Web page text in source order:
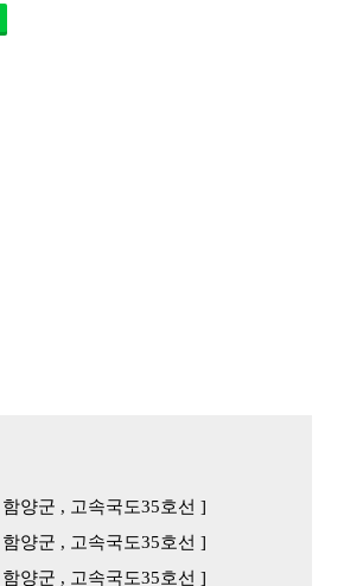
양군 , 고속국도35호선 ]
양군 , 고속국도35호선 ]
양군 , 고속국도35호선 ]